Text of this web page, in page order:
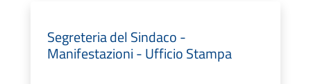
Segreteria del Sindaco -
Manifestazioni - Ufficio Stampa